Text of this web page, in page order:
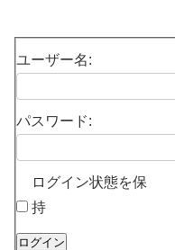
ユーザー名:
パスワード:
ログイン状態を保
持
ログイン